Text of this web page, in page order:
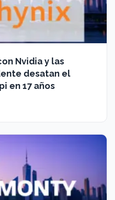
Nvidia y las
desatan el
en 17 años